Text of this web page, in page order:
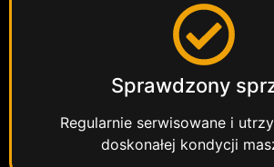
Sprawdzony
Regularnie serwisowane i
doskonałej kondycji